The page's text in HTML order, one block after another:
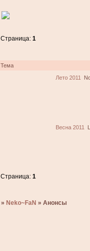
Страница:1
Тема
Лето 2011
Весна 2011
Страница:1
» Neko~FaN »Анонсы